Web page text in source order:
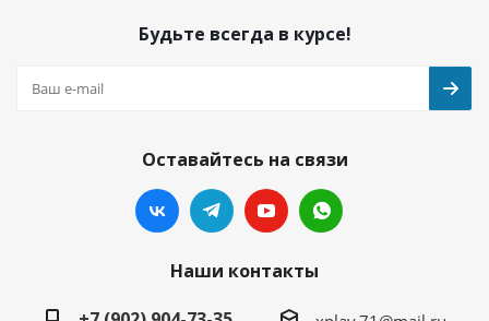
Будьте всегда в курсе!
Оставайтесь на связи
Наши контакты